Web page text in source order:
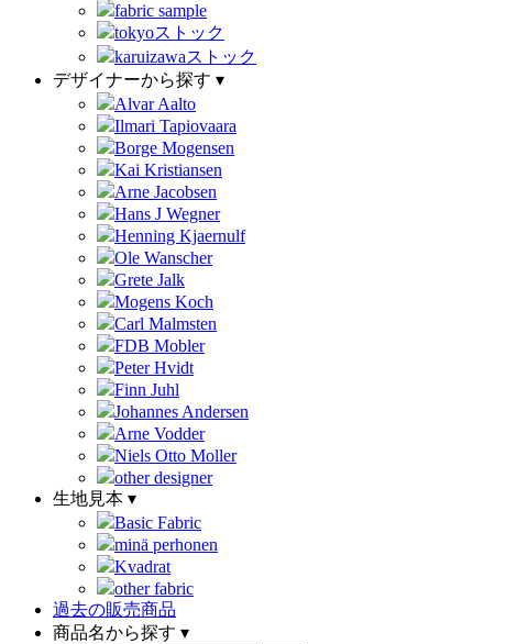
fabric sample
tokyoストック
karuizawaストック
デザイナーから探す ▾
Alvar Aalto
Ilmari Tapiovaara
Borge Mogensen
Kai Kristiansen
Arne Jacobsen
Hans J Wegner
Henning Kjaernulf
Ole Wanscher
Grete Jalk
Mogens Koch
Carl Malmsten
FDB Mobler
Peter Hvidt
Finn Juhl
Johannes Andersen
Arne Vodder
Niels Otto Moller
other designer
生地見本 ▾
Basic Fabric
minä perhonen
Kvadrat
other fabric
過去の販売商品
商品名から探す ▾